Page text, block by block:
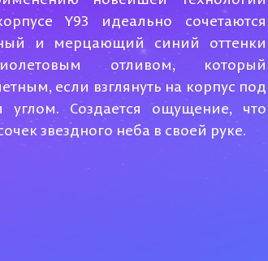
Y93 идеально сочетаются
и мерцающий синий оттенки
отливом, который
если взглянуть на корпус под
углом. Создается ощущение, что
звездного неба в своей руке.